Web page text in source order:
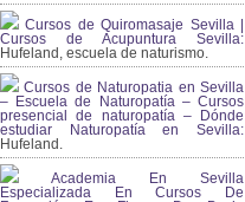
Cursos de Quiromasaje Sevilla |
Cursos de Acupuntura Sevilla:
Hufeland, escuela de naturismo.
Cursos de Naturopatia en Sevilla
– Escuela de Naturopatía – Cursos
presencial de naturopatía – Dónde
estudiar Naturopatía en Sevilla:
Hufeland.
Academia En Sevilla
Especializada En Cursos De